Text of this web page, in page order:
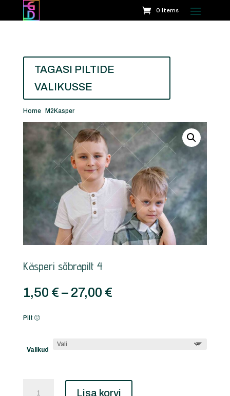
0 Items
TAGASI PILTIDE
VALIKUSSE
Home/ M2Kasper/ Käsperi sõbrapilt 4
Käsperi sõbrapilt 4
1,50 € – 27,00 €Price
Pilt 🙂
Valikud
sõbrapilt
Lisa korvi